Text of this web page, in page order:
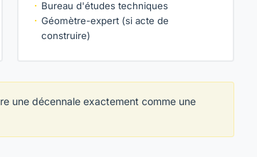
Bureau d'études techniques
Géomètre-expert (si acte de
construire)
une décennale exactement comme une